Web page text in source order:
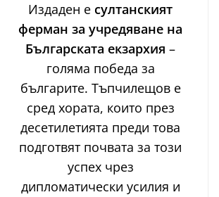
Издаден е султанският
ферман за учредяване на
Българската екзархия –
голяма победа за
българите. Тъпчилещов е
сред хората, които през
десетилетията преди това
подготвят почвата за този
успех чрез
дипломатически усилия и